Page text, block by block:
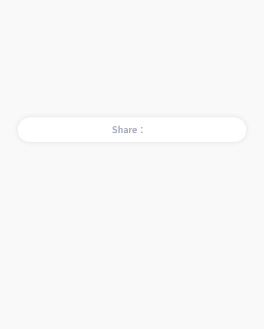
Share：